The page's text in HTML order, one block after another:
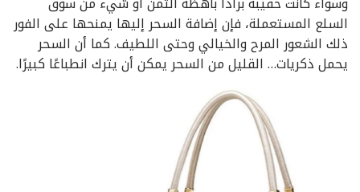
السلع المستعملة، فإن إضافة السحر إليها يمنحها على الفور
ذلك الشعور المرح والخيالي وحتى اللطيف. كما أن السحر
يحمل ذكريات… القليل من السحر يمكن أن يترك انطباعًا كبيرًا.